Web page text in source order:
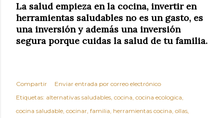
La salud empieza en la cocina, invertir en
herramientas saludables no es un gasto, es
una inversión y además una inversión
segura porque cuidas la salud de tu familia.
Compartir
Enviar entrada por correo electrónico
Etiquetas: alternativas saludables cocina cocina ecologica
cocina saludable cocinar familia herramientas cocina ollas